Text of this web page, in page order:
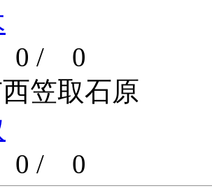
0 / 0
笠取石原
0 / 0